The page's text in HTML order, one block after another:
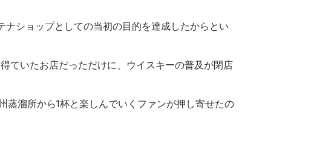
ショップとしての当初の目的を達成したからとい
ていたお店だっただけに、ウイスキーの普及が閉店
蒸溜所から1杯と楽しんでいくファンが押し寄せたの